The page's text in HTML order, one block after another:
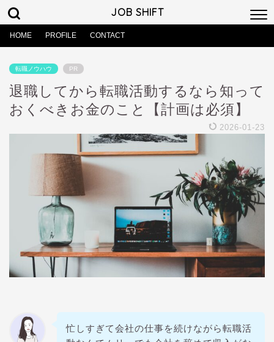
JOB SHIFT
HOME PROFILE CONTACT
転職ノウハウ PR
退職してから転職活動するなら知って
おくべきお金のこと【計画は必須】
2026-01-23
忙しすぎて会社の仕事を続けながら転職活